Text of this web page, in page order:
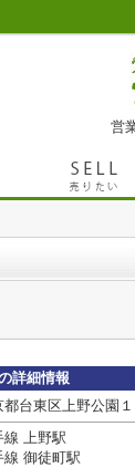
営
詳細情報
都台東区上野公園
線 上野駅
線 御徒町駅